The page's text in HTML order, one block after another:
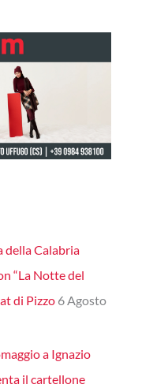
della Calabria
“La Notte del
di Pizzo 6 Agosto
a Ignazio
il cartellone